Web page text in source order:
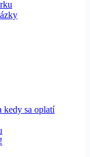
kedy sa oplatí